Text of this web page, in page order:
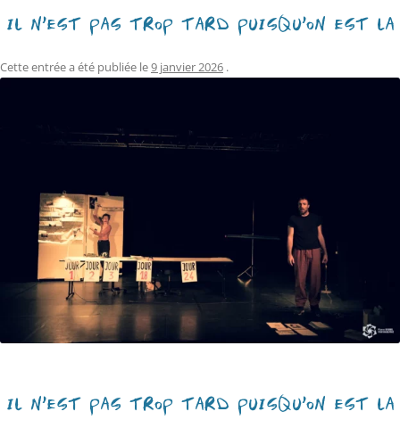
IL N’EST PAS TROP TARD PUISQU’ON EST LÀ
Cette entrée a été publiée le9 janvier 2026 .
IL N’EST PAS TROP TARD PUISQU’ON EST LÀ